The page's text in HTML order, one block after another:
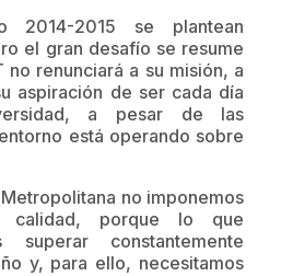
2014-2015 se plantean
el gran desafío se resume
no renunciará a su misión, a
aspiración de ser cada día
a pesar de las
está operando sobre
no imponemos
porque lo que
superar constantemente
y, para ello, necesitamos